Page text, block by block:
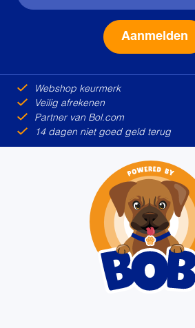
Webshop keurmerk
Veilig afrekenen
Partner van Bol.com
14 dagen niet goed geld terug